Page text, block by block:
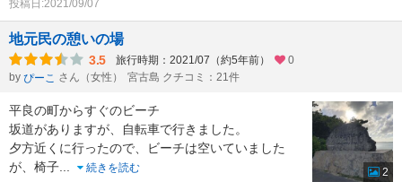
投稿日:2021/09/07
地元民の憩いの場
3.5 旅行時期：2021/07（約5年前）
0
by ぴーこ さん（女性） 宮古島 クチコミ：21件
平良の町からすぐのビーチ
坂道がありますが、自転車で行きました。
夕方近くに行ったので、ビーチは空いていました
が、椅子...
続きを読む
2